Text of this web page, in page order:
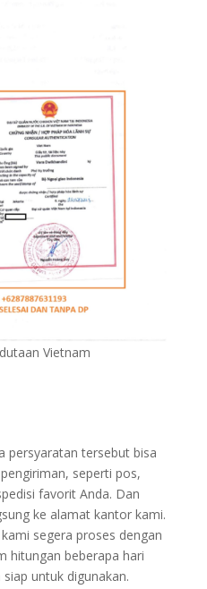
Vietnam
persyaratan tersebut bisa
seperti pos,
favorit Anda. Dan
ke alamat kantor kami.
segera proses dengan
hitungan beberapa hari
untuk digunakan.